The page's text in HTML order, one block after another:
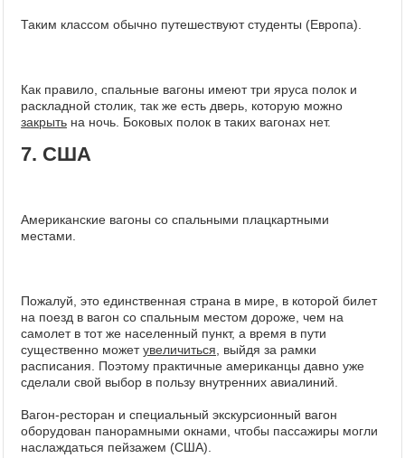
Таким классом обычно путешествуют студенты (Европа).
Как правило, спальные вагоны имеют три яруса полок и
раскладной столик, так же есть дверь, которую можно
закрыть на ночь. Боковых полок в таких вагонах нет.
7. США
Американские вагоны со спальными плацкартными
местами.
Пожалуй, это единственная страна в мире, в которой билет
на поезд в вагон со спальным местом дороже, чем на
самолет в тот же населенный пункт, а время в пути
существенно можетувеличиться , выйдя за рамки
расписания. Поэтому практичные американцы давно уже
сделали свой выбор в пользу внутренних авиалиний.
Вагон-ресторан и специальный экскурсионный вагон
оборудован панорамными окнами, чтобы пассажиры могли
наслаждаться пейзажем (США).